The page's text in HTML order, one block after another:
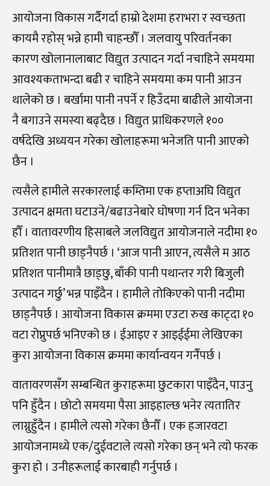
आयोजना विकास गर्दैगर्दा हाम्रो देशमा हराभरा र स्वच्छता
कायमै रहोस् भन्ने हामी चाहन्छौँ । जलवायु परिवर्तनका
कारण खोलानालाबाट विद्युत उत्पादन गर्दा नचाहिने समयमा
आवश्यकताभन्दा बढी र चाहिने समयमा कम पानी आउन
थालेको छ । बर्खामा पानी नपर्ने र हिउँदमा बाढीले आयोजना
नै बगाउने समस्या बढ्दैछ । विद्युत प्राधिकरणले १००
वर्षदेखि अध्ययन गरेका खोलाहरूमा भनेजति पानी आएको
छैन ।
त्यसैले हामीले सरकारलाई कम्तिमा एक हप्ताअघि विद्युत
उत्पादन क्षमता घटाउने/बढाउनेबारे घोषणा गर्न दिन भनेका
हौँ । वातावरणीय हिसाबले जलविद्युत आयोजनाले नदीमा १०
प्रतिशत पानी छाड्नैपर्छ । ‘आज पानी आएन, त्यसैले म आठ
प्रतिशत पानीमात्रै छाड्छु, बाँकी पानी पथान्तर गरी बिजुली
उत्पादन गर्छु’ भन्न पाइँदैन । हामीले तोकिएको पानी नदीमा
छाड्नैपर्छ । आयोजना विकास क्रममा एउटा रुख काट्दा १०
वटा रोप्नुपर्छ भनिएको छ । ईआइए र आइईईमा लेखिएका
कुरा आयोजना विकास क्रममा कार्यान्वयन गर्नैपर्छ ।
वातावरणसँग सम्बन्धित कुराहरूमा छुटकारा पाइँदैन, पाउनु
पनि हुँदैन । छोटो समयमा पैसा आइहाल्छ भनेर त्यतातिर
लाग्नुहुँदैन । हामीले त्यसो गरेका छैनौँ । एक हजारवटा
आयोजनामध्ये एक/दुईवटाले त्यसो गरेका छन् भने त्यो फरक
कुरा हो । उनीहरूलाई कारबाही गर्नुपर्छ ।